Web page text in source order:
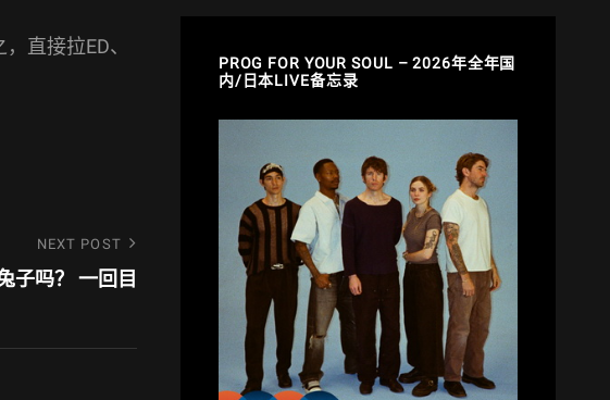
直接拉ED、
NEXT POST
子吗？ 一回目
PROG FOR YOUR SOUL – 2026年全年国
内/日本LIVE备忘录